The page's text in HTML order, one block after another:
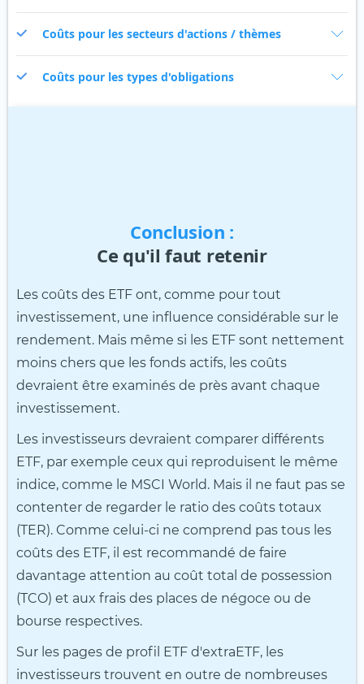
Coûts pour les secteurs d'actions / thèmes
Coûts pour les types d'obligations
Conclusion :
Ce qu'il faut retenir
Les coûts des ETF ont, comme pour tout
investissement, une influence considérable sur le
rendement. Mais même si les ETF sont nettement
moins chers que les fonds actifs, les coûts
devraient être examinés de près avant chaque
investissement.
Les investisseurs devraient comparer différents
ETF, par exemple ceux qui reproduisent le même
indice, comme le MSCI World. Mais il ne faut pas se
contenter de regarder le ratio des coûts totaux
(TER). Comme celui-ci ne comprend pas tous les
coûts des ETF, il est recommandé de faire
davantage attention au coût total de possession
(TCO) et aux frais des places de négoce ou de
bourse respectives.
Sur les pages de profil ETF d'extraETF, les
investisseurs trouvent en outre de nombreuses